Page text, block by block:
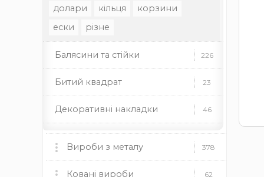
долари кільця
корзини
ески
різне
Балясини та стійки 226
Битий квадрат 23
Декоративні накладки 46
Декоративні стійки 37
Декоративні труби 35
Вироби з металу 378
Мангали, пічки та аксесуари 60
Ковані вироби 62